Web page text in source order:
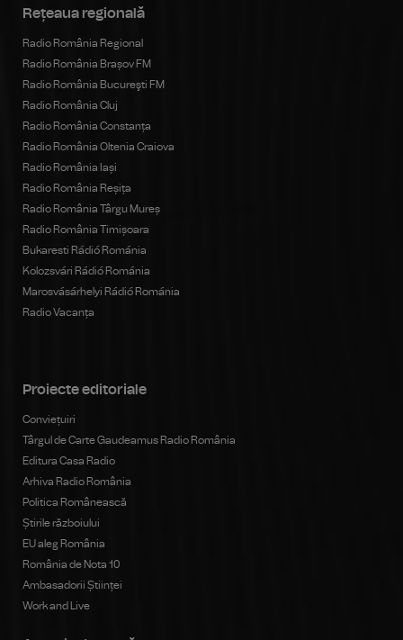
Rețeaua regională
Radio România Regional
Radio România Brașov FM
Radio România Bucureşti FM
Radio România Cluj
Radio România Constanța
Radio România Oltenia Craiova
Radio România Iași
Radio România Reșița
Radio România Târgu Mureș
Radio România Timișoara
Bukaresti Rádió Románia
Kolozsvári Rádió Románia
Marosvásárhelyi Rádió Románia
Radio Vacanța
Proiecte editoriale
Conviețuiri
Târgul de Carte Gaudeamus Radio România
Editura Casa Radio
Arhiva Radio România
Politica Românească
Știrile războiului
EU aleg România
România de Nota 10
Ambasadorii Științei
Work and Live